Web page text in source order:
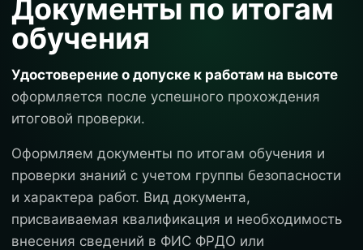
Документы по итогам
обучения
Удостоверение о допуске к работам на высоте
оформляется после успешного прохождения
итоговой проверки.
Оформляем документы по итогам обучения и
проверки знаний с учетом группы безопасности
и характера работ. Вид документа,
присваиваемая квалификация и необходимость
внесения сведений в ФИС ФРДО или